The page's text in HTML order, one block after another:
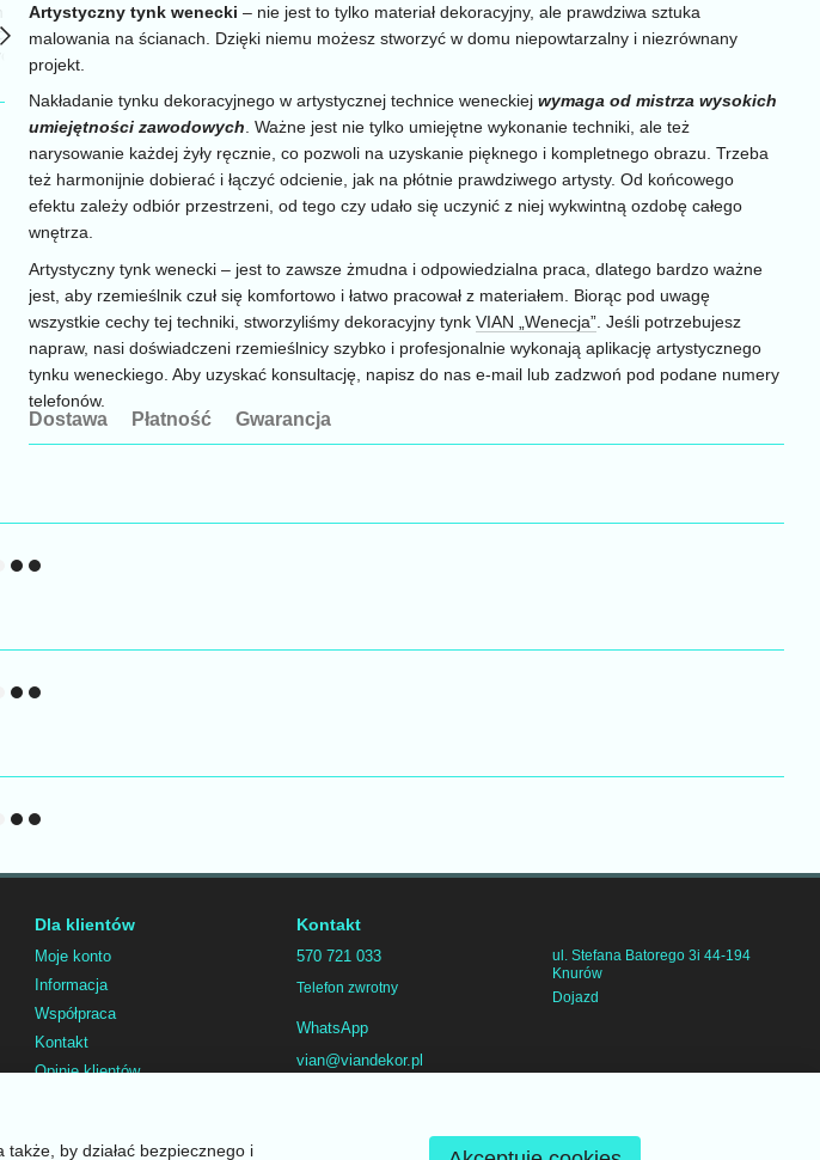
Artystyczny tynk wenecki – nie jest to tylko materiał dekoracyjny, ale prawdziwa sztuka
malowania na ścianach. Dzięki niemu możesz stworzyć w domu niepowtarzalny i niezrównany
projekt.
Nakładanie tynku dekoracyjnego w artystycznej technice weneckiej wymaga od mistrza wysokich
umiejętności zawodowych . Ważne jest nie tylko umiejętne wykonanie techniki, ale też
narysowanie każdej żyły ręcznie, co pozwoli na uzyskanie pięknego i kompletnego obrazu. Trzeba
też harmonijnie dobierać i łączyć odcienie, jak na płótnie prawdziwego artysty. Od końcowego
efektu zależy odbiór przestrzeni, od tego czy udało się uczynić z niej wykwintną ozdobę całego
wnętrza.
Artystyczny tynk wenecki – jest to zawsze żmudna i odpowiedzialna praca, dlatego bardzo ważne
jest, aby rzemieślnik czuł się komfortowo i łatwo pracował z materiałem. Biorąc pod uwagę
wszystkie cechy tej techniki, stworzyliśmy dekoracyjny tynk VIAN „Wenecja” . Jeśli potrzebujesz
napraw, nasi doświadczeni rzemieślnicy szybko i profesjonalnie wykonają aplikację artystycznego
tynku weneckiego. Aby uzyskać konsultację, napisz do nas e-mail lub zadzwoń pod podane numery
telefonów.
Dostawa Płatność Gwarancja
Dla klientów
Moje konto
Informacja
Współpraca
Kontakt
Opinie klientów
Kontakt
570 721 033
Telefon zwrotny
WhatsApp
vian@viandekor.pl
ul. Stefana Batorego 3i 44-194
Knurów
Dojazd
by działać bezpiecznego i